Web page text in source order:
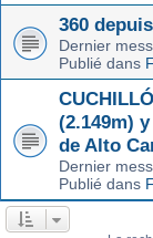
360
Dernier
Publié dans
(2.149m)
de Alto
Dernier
Publié dans